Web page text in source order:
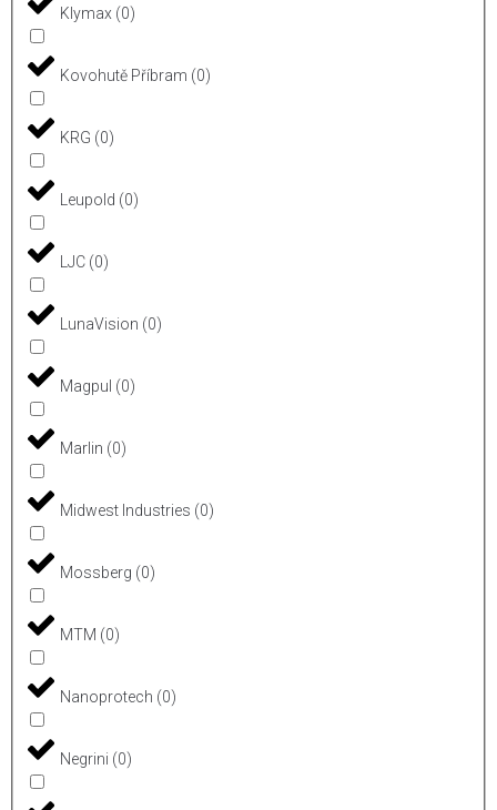
Klymax (0)
Kovohutě Příbram (0)
KRG (0)
Leupold (0)
LJC (0)
LunaVision (0)
Magpul (0)
Marlin (0)
Midwest Industries (0)
Mossberg (0)
MTM (0)
Nanoprotech (0)
Negrini (0)